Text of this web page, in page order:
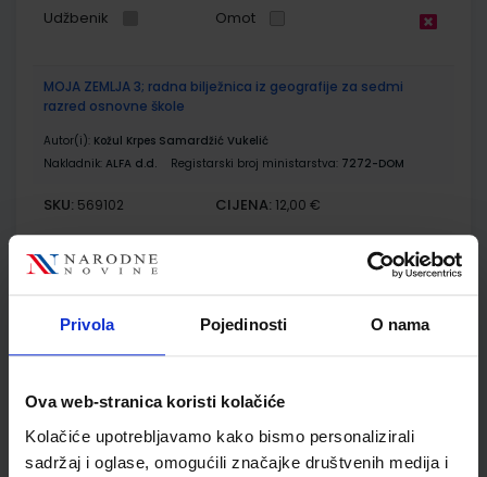
Privola Pojedinosti O nama
Ova web-stranica koristi kolačiće
Kolačiće upotrebljavamo kako bismo personalizirali
sadržaj i oglase, omogućili značajke društvenih medija i
Udžbenik Omot
MOJA ZEMLJA 3; radna bilježnica iz geografije za sedmi
razred osnovne škole
Autor(i): Kožul Krpes Samardžić Vukelić
Nakladnik: ALFA d.d. Registarski broj ministarstva: 7272-DOM
SKU: 569102 CIJENA: 12,00 €
Udžbenik Omot
POVIJEST 7; udžbenik iz povijesti za sedmi razred osnovne
Nakladnik:ALFA d.d. Registarski broj ministarstva:6561